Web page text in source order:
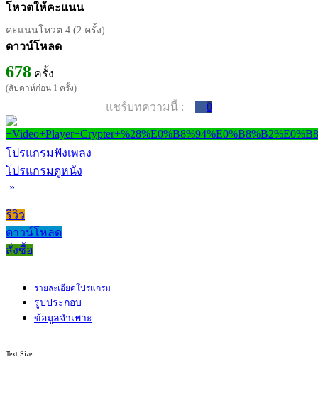
โหวตให้คะแนน
คะแนนโหวต 4 (2 ครั้ง)
ดาวน์โหลด
678 ครั้ง
(สัปดาห์ก่อน 1 ครั้ง)
แชร์บทความนี้ : 0
โปรแกรมฟังเพลง
โปรแกรมดูหนัง
»
รีวิว
ดาวน์โหลด
สั่งซื้อ
รายละเอียดโปรแกรม
รูปประกอบ
ข้อมูลจำเพาะ
Text Size